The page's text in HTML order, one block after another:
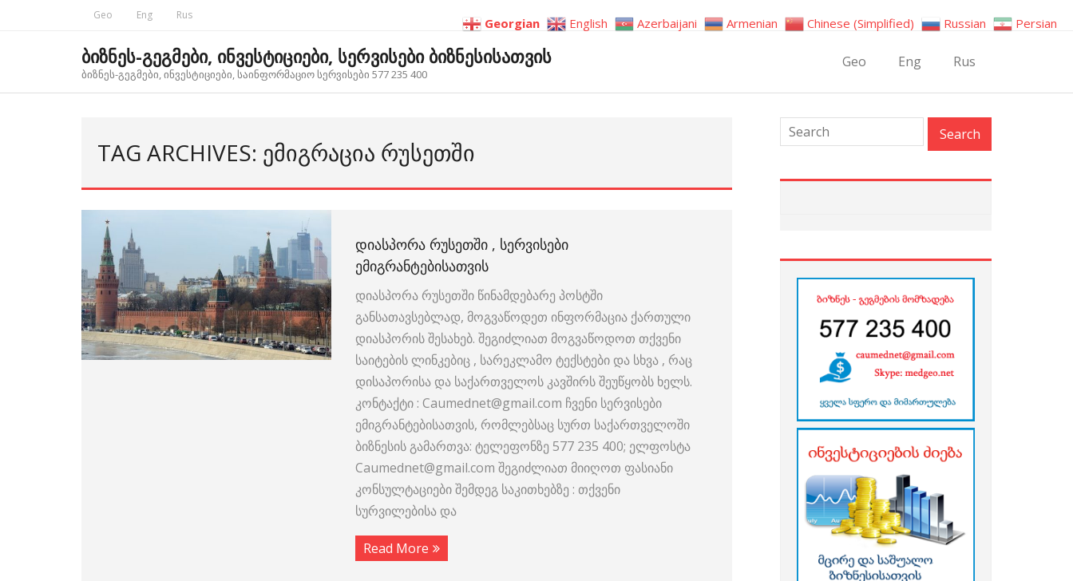
Geo Eng Rus
ბიზნეს-გეგმები, ინვესტიციები, სერვისები ბიზნესისათვის
ბიზნეს-გეგმები, ინვესტიციები, საინფორმაციო სერვისები 577 235 400
Geo Eng Rus
TAG ARCHIVES: ᲔᲛᲘᲒᲠᲐᲪᲘᲐ ᲠᲣᲡᲔᲗᲨᲘ
ᲓᲘᲐᲡᲞᲝᲠᲐ ᲠᲣᲡᲔᲗᲨᲘ , ᲡᲔᲠᲕᲘᲡᲔᲑᲘ
ᲔᲛᲘᲒᲠᲐᲜᲢᲔᲑᲘᲡᲐᲗᲕᲘᲡ
დიასპორა რუსეთში წინამდებარე პოსტში
განსათავსებლად, მოგვაწოდეთ ინფორმაცია ქართული
დიასპორის შესახებ. შეგიძლიათ მოგვაწოდოთ თქვენი
საიტების ლინკებიც , სარეკლამო ტექსტები და სხვა , რაც
დისაპორისა და საქართველოს კავშირს შეუწყობს ხელს.
კონტაქტი : Caumednet@gmail.com ჩვენი სერვისები
ემიგრანტებისათვის, რომლებსაც სურთ საქართველოში
ბიზნესის გამართვა: ტელეფონზე 577 235 400; ელფოსტა
Caumednet@gmail.com შეგიძლიათ მიიღოთ ფასიანი
კონსულტაციები შემდეგ საკითხებზე : თქვენი
სურვილებისა და
Read More
Georgian English Azerbaijani Armenian Chinese (Simplified) Russian Persian